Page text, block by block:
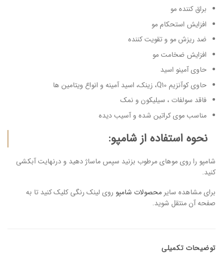
براق کننده مو
افزایش استحکام مو
ضد ریزش مو و تقویت کننده
افزایش ضخامت مو
حاوی آمینو اسید
حاوی کوآنزیم Q10، زینک، اسید آمینه و انواع ویتامین ها
فاقد سولفات ، سیلیکون و نمک
مناسب موی کراتین شده و آسیب دیده
نحوه استفاده از شامپو:
شامپو را روی موهای مرطوب بزنید سپس ماساژ دهید و درنهایت آبکشی
کنید.
برای مشاهده سایر محصولات شامپو روی لینک رنگی کلیک کنید تا به
صفحه آن منتقل شوید.
توضیحات تکمیلی